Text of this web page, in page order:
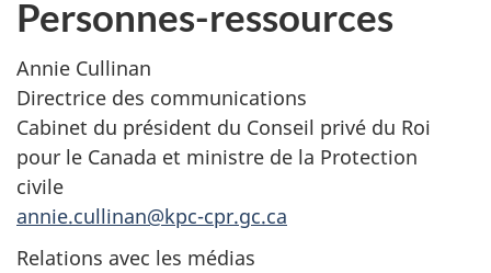
Personnes-ressources
Annie Cullinan
Directrice des communications
Cabinet du président du Conseil privé du Roi
pour le Canada et ministre de la Protection
civile
annie.cullinan@kpc-cpr.gc.ca
Relations avec les médias